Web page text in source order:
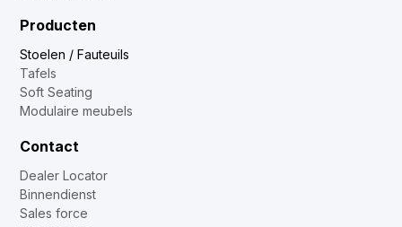
Producten
Stoelen / Fauteuils
Tafels
Soft Seating
Modulaire meubels
Contact
Dealer Locator
Binnendienst
Sales force